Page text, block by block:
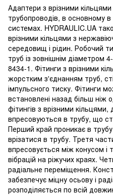
Адаптери з врізними
трубопроводів, в основному в
системах. HYDRAULIC.UA
врізними кільцями з
середовищ і рідин. Робочий
труб із зовнішнім діаметром
8434-1. Фітинги з врізними
жорстким з'єднанням труб,
імпульсного тиску. Фітинги
встановлені назад більш ніж
фітингів з врізними кільцями,
впресовуються в трубу, що
Перший край проникає в
врізатися в трубу. Третя
впресовується між конусом і
вібрацій на ріжучих краях.
радіальне переміщення.
забезпечує міцну осьову і
розподіляється по всій